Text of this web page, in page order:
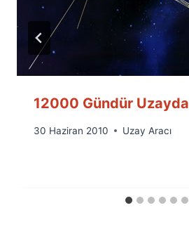
12000 Gündür Uzayda
By
30 Haziran 2010 Uzay Aracı